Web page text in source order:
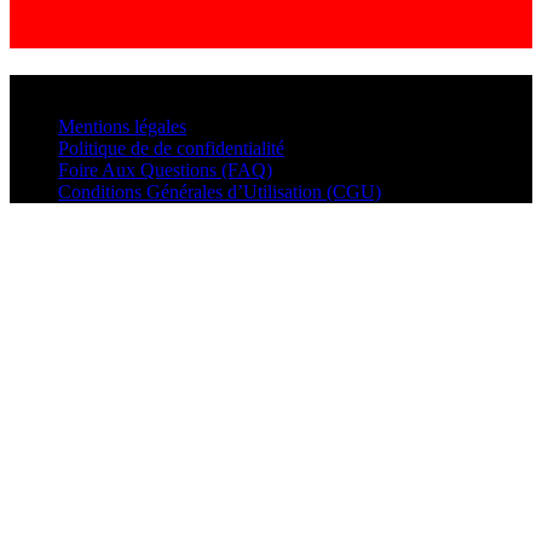
Mentions légales
Politique de de confidentialité
Foire Aux Questions (FAQ)
Conditions Générales d’Utilisation (CGU)